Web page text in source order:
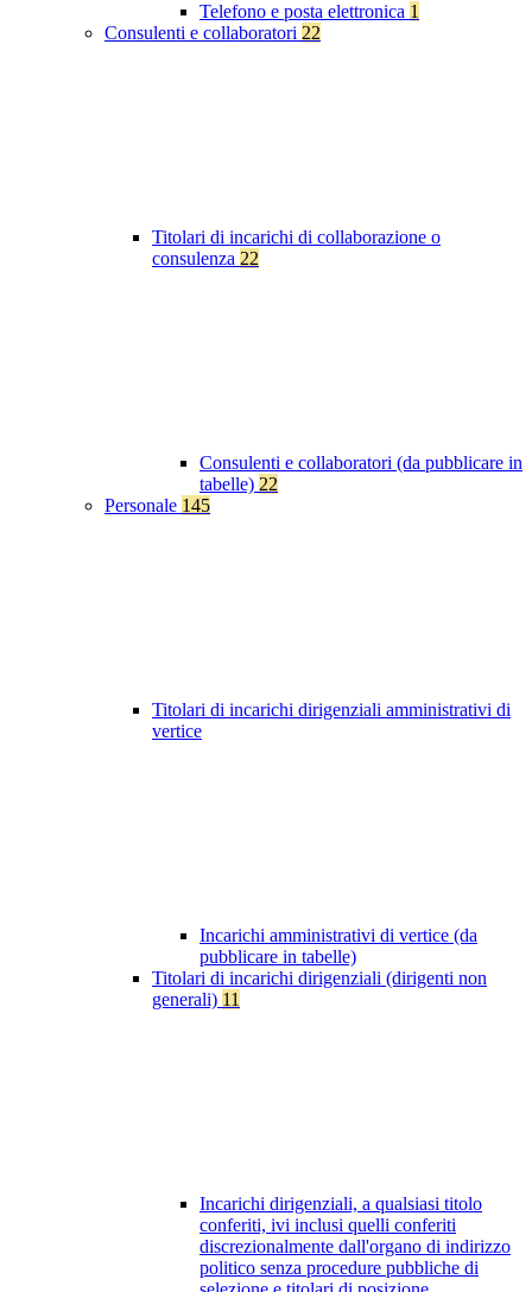
Telefono e posta elettronica 1
Consulenti e collaboratori 22
Titolari di incarichi di collaborazione o
consulenza 22
Consulenti e collaboratori (da pubblicare in
tabelle) 22
Personale 145
Titolari di incarichi dirigenziali amministrativi di
vertice
Incarichi amministrativi di vertice (da
pubblicare in tabelle)
Titolari di incarichi dirigenziali (dirigenti non
generali) 11
Incarichi dirigenziali, a qualsiasi titolo
conferiti, ivi inclusi quelli conferiti
discrezionalmente dall'organo di indirizzo
politico senza procedure pubbliche di